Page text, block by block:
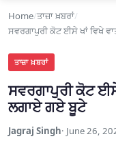
Home/ਤਾਜ਼ਾ ਖ਼ਬਰਾਂ/
ਸਵਰਗਾਪੁਰੀ ਕੋਟ ਈਸੇ ਖਾਂ ਵਿਖੇ
ਤਾਜ਼ਾ ਖ਼ਬਰਾਂ
ਸਵਰਗਾਪੁਰੀ ਕੋਟ
ਲਗਾਏ ਗਏ ਬੂਟੇ
Jagraj Singh June 26,